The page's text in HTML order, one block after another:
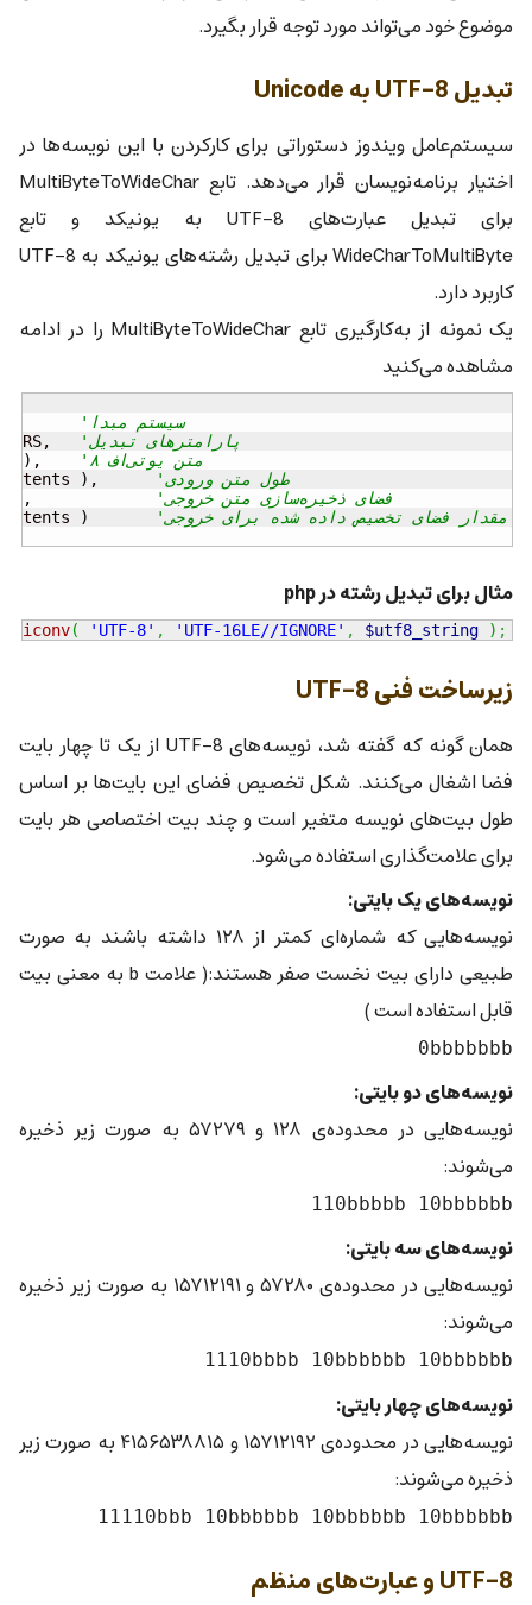
موضوع خود می‌تواند مورد توجه قرار بگیرد.
تبدیل UTF-8 به Unicode
سیستم‌عامل ویندوز دستوراتی برای کارکردن با این نویسه‌ها در
اختیار برنامه‌نویسان قرار می‌دهد. تابع MultiByteToWideChar
برای تبدیل عبارت‌های UTF-8 به یونیکد و تابع
WideCharToMultiByte برای تبدیل رشته‌های یونیکد به UTF-8
کاربرد دارد.
یک نمونه از به‌کارگیری تابع MultiByteToWideChar را در ادامه
مشاهده می‌کنید
'سیستم مبدا
'پارامترهای تبدیل
)
'متن یو‌تی‌اف ۸
)
'طول متن ورودی
'فضای ذخیره‌سازی متن خروجی
) 'مقدار فضای تخصیص داده شده برای خروجی
مثال برای تبدیل رشته در php
iconv( 'UTF-8' , 'UTF-16LE//IGNORE' , $utf8_string ) ;
زیرساخت فنی UTF-8
همان گونه که گفته شد، نویسه‌های UTF-8 از یک تا چهار بایت
فضا اشغال می‌کنند. شکل تخصیص فضای این بایت‌ها بر اساس
طول بیت‌های نویسه متغیر است و چند بیت اختصاصی هر بایت
برای علامت‌گذاری استفاده می‌شود.
نویسه‌های یک بایتی:
نویسه‌هایی که شماره‌ای کمتر از ۱۲۸ داشته باشند به صورت
طبیعی دارای بیت نخست صفر هستند:( علامت b به معنی بیت
قابل استفاده است )
0bbbbbbb
نویسه‌های دو بایتی:
نویسه‌هایی در محدوده‌ی ۱۲۸ و ۵۷۲۷۹ به صورت زیر ذخیره
می‌شوند:
110bbbbb 10bbbbbb
نویسه‌های سه بایتی:
نویسه‌هایی در محدوده‌ی ۵۷۲۸۰ و ۱۵۷۱۲۱۹۱ به صورت زیر ذخیره
می‌شوند:
1110bbbb 10bbbbbb 10bbbbbb
نویسه‌های چهار بایتی:
نویسه‌هایی در محدوده‌ی ۱۵۷۱۲۱۹۲ و ۴۱۵۶۵۳۸۸۱۵ به صورت زیر
ذخیره می‌شوند:
11110bbb 10bbbbbb 10bbbbbb 10bbbbbb
UTF-8 و عبارت‌های منظم